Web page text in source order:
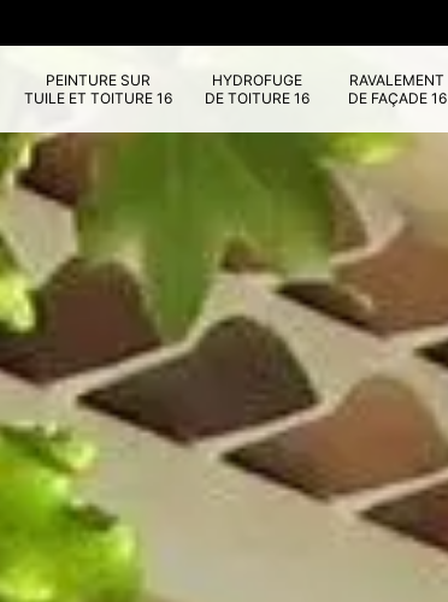
PEINTURE SUR
TUILE ET TOITURE 16
HYDROFUGE
DE TOITURE 16
RAVALEMENT
DE FAÇADE 16